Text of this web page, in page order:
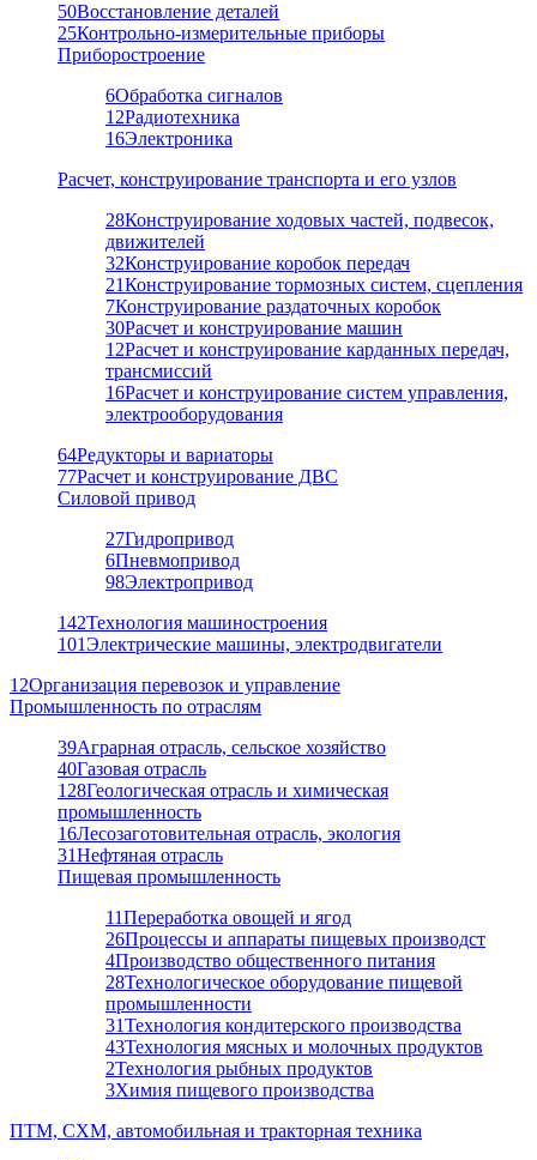
50Восстановление деталей
25Контрольно-измерительные приборы
Приборостроение
6Обработка сигналов
12Радиотехника
16Электроника
Расчет, конструирование транспорта и его узлов
28Конструирование ходовых частей, подвесок,
движителей
32Конструирование коробок передач
21Конструирование тормозных систем, сцепления
7Конструирование раздаточных коробок
30Расчет и конструирование машин
12Расчет и конструирование карданных передач,
трансмиссий
16Расчет и конструирование систем управления,
электрооборудования
64Редукторы и вариаторы
77Расчет и конструирование ДВС
Силовой привод
27Гидропривод
6Пневмопривод
98Электропривод
142Технология машиностроения
101Электрические машины, электродвигатели
12Организация перевозок и управление
Промышленность по отраслям
39Аграрная отрасль, сельское хозяйство
40Газовая отрасль
128Геологическая отрасль и химическая
промышленность
16Лесозаготовительная отрасль, экология
31Нефтяная отрасль
Пищевая промышленность
11Переработка овощей и ягод
26Процессы и аппараты пищевых производст
4Производство общественного питания
28Технологическое оборудование пищевой
промышленности
31Технология кондитерского производства
43Технология мясных и молочных продуктов
2Технология рыбных продуктов
3Химия пищевого производства
ПТМ, СХМ, автомобильная и тракторная техника